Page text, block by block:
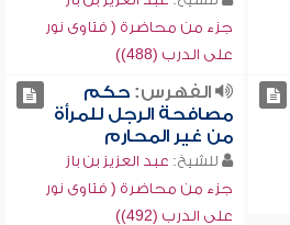
جزء من محاضرة ( فتاوى نور
على الدرب (488))
الفهرس:حكم
مصافحة الرجل للمرأة
من غير المحارم
للشيخ: عبد العزيز بن باز
جزء من محاضرة ( فتاوى نور
على الدرب (492))